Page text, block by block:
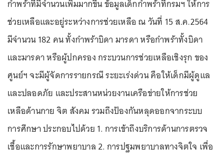
กำพร้าที่มีจำนวนเพิ่มมากขึ้น ข้อมูลเด็กกำพร้าที่กรมฯ ให้การ
ช่วยเหลือและอยู่ระหว่างการช่วยเหลือ ณ วันที่ 15 ส.ค.2564
มีจำนวน 182 คน ทั้งกำพร้าบิดา มารดา หรือกำพร้าทั้งบิดา
และมารดา หรือผู้ปกครอง กระบวนการช่วยเหลือเชิงรุก ของ
ศูนย์ฯ จะมีผู้จัดการรายกรณี ระยะเร่งด่วน คือให้เด็กมีผู้ดูแล
และปลอดภัย และประสานหน่วยงานเครือข่ายให้การช่วย
เหลือด้านกาย จิต สังคม รวมถึงป้องกันหลุดออกจากระบบ
การศึกษา ประกอบไปด้วย 1. การเข้าถึงบริการด้านการตรวจ
เชื้อและการรักษาพยาบาล 2. การปฐมพยาบาลทางจิตใจ เพื่อ